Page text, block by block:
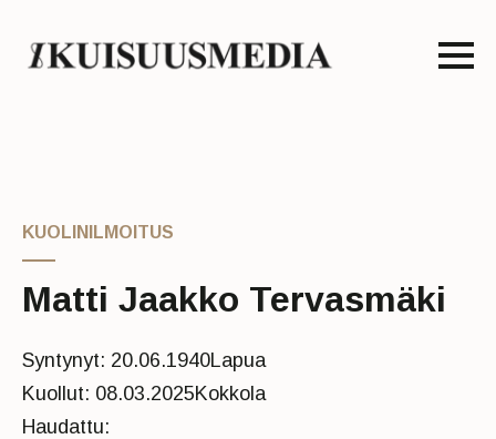
KUOLINILMOITUS
Matti Jaakko Tervasmäki
Syntynyt: 20.06.1940Lapua
Kuollut: 08.03.2025Kokkola
Haudattu: